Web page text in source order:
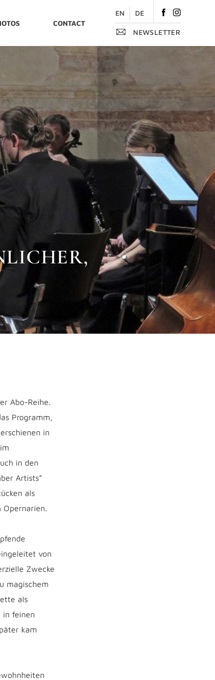
CONTACT
EN DE
Like
on
Follow
on
NEWSLETTER
I
Abo-Reihe.
Programm,
in
in den
Artists”
als
von
Zwecke
magischem
als
in feinen
kam